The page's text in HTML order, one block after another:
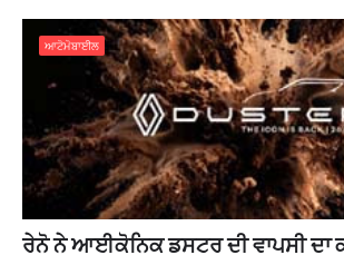
ਆਟੋਮੋਬਾਈਲ
ਰੇਨੋ ਨੇ ਆਈਕੋਨਿਕ ਡਸਟਰ ਦੀ ਵਾਪਸੀ ਦਾ